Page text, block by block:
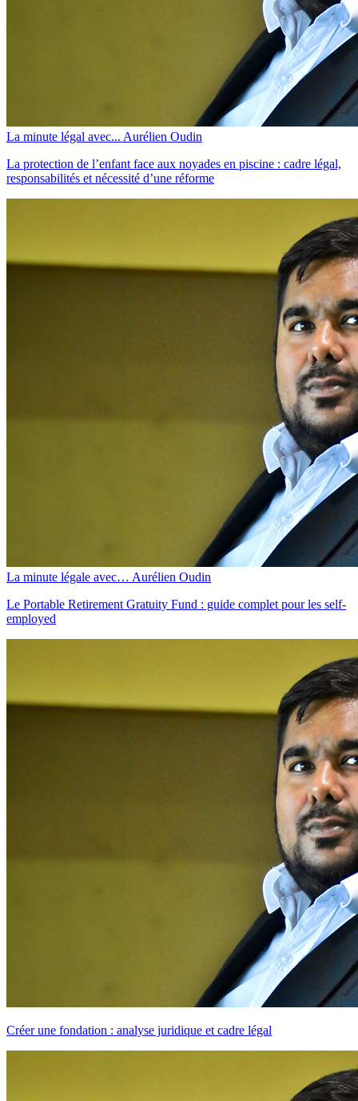
La minute légal avec... Aurélien Oudin
La protection de l’enfant face aux noyades en piscine : cadre légal,
responsabilités et nécessité d’une réforme
La minute légale avec… Aurélien Oudin
Le Portable Retirement Gratuity Fund : guide complet pour les self-
employed
Créer une fondation : analyse juridique et cadre légal